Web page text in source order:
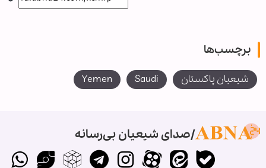
برچسب‌ها
شیعیان پاکستان Saudi
Yemen
صدای شیعیان بی‌رسانه